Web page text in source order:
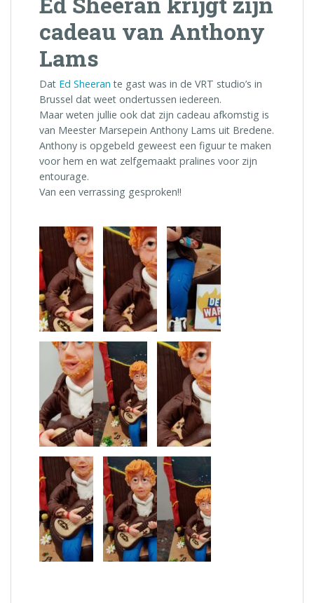
cadeau van Anthony
Lams
Dat Ed Sheeran te gast was in de VRT studio’s in
Brussel dat weet ondertussen iedereen.
Maar weten jullie ook dat zijn cadeau afkomstig is
van Meester Marsepein Anthony Lams uit Bredene.
Anthony is opgebeld geweest een figuur te maken
voor hem en wat zelfgemaakt pralines voor zijn
entourage.
Van een verrassing gesproken!!